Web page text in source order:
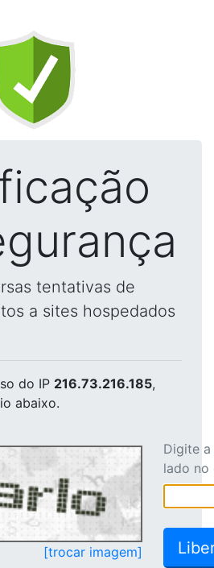
tentativas de
a sites hospedados
do IP 216.73.216.185,
abaixo.
[trocar imagem]
Digite
lado no